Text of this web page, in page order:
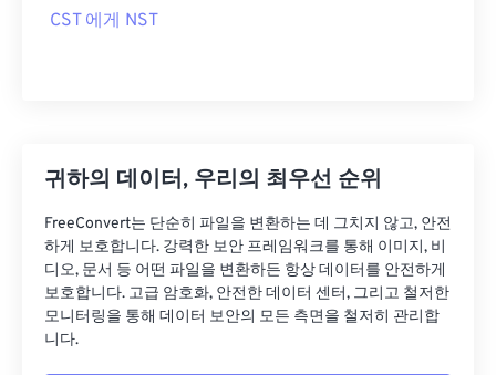
CST 에게 NST
귀하의 데이터, 우리의 최우선 순위
FreeConvert는 단순히 파일을 변환하는 데 그치지 않고, 안전
하게 보호합니다. 강력한 보안 프레임워크를 통해 이미지, 비
디오, 문서 등 어떤 파일을 변환하든 항상 데이터를 안전하게
보호합니다. 고급 암호화, 안전한 데이터 센터, 그리고 철저한
모니터링을 통해 데이터 보안의 모든 측면을 철저히 관리합
니다.